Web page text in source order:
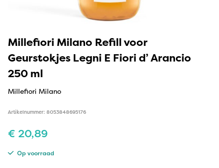
Millefiori Milano Refill voor
Geurstokjes Legni E Fiori d’ Arancio
250 ml
Millefiori Milano
Artikelnummer: 8053848695176
€ 20,89
Op voorraad